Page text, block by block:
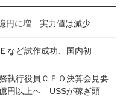
円に増 実力値は減少
など試作成功、国内初
執行役員ＣＦＯ決算会見要
円以上へ USSが稼ぎ頭